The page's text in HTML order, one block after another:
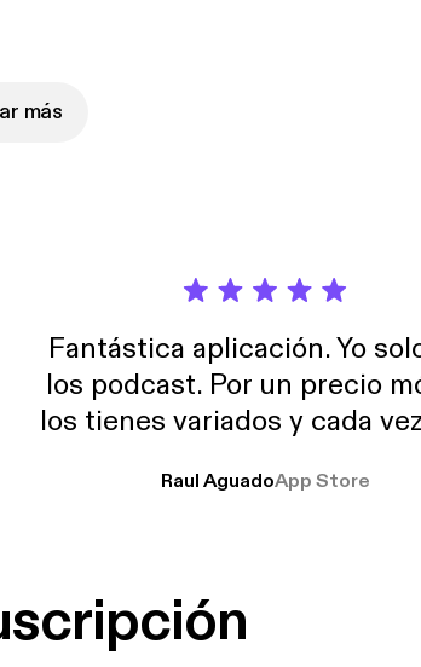
más
Fantástica aplicación. Yo
los podcast. Por un precio
los tienes variados y cada
Raul AguadoApp Store